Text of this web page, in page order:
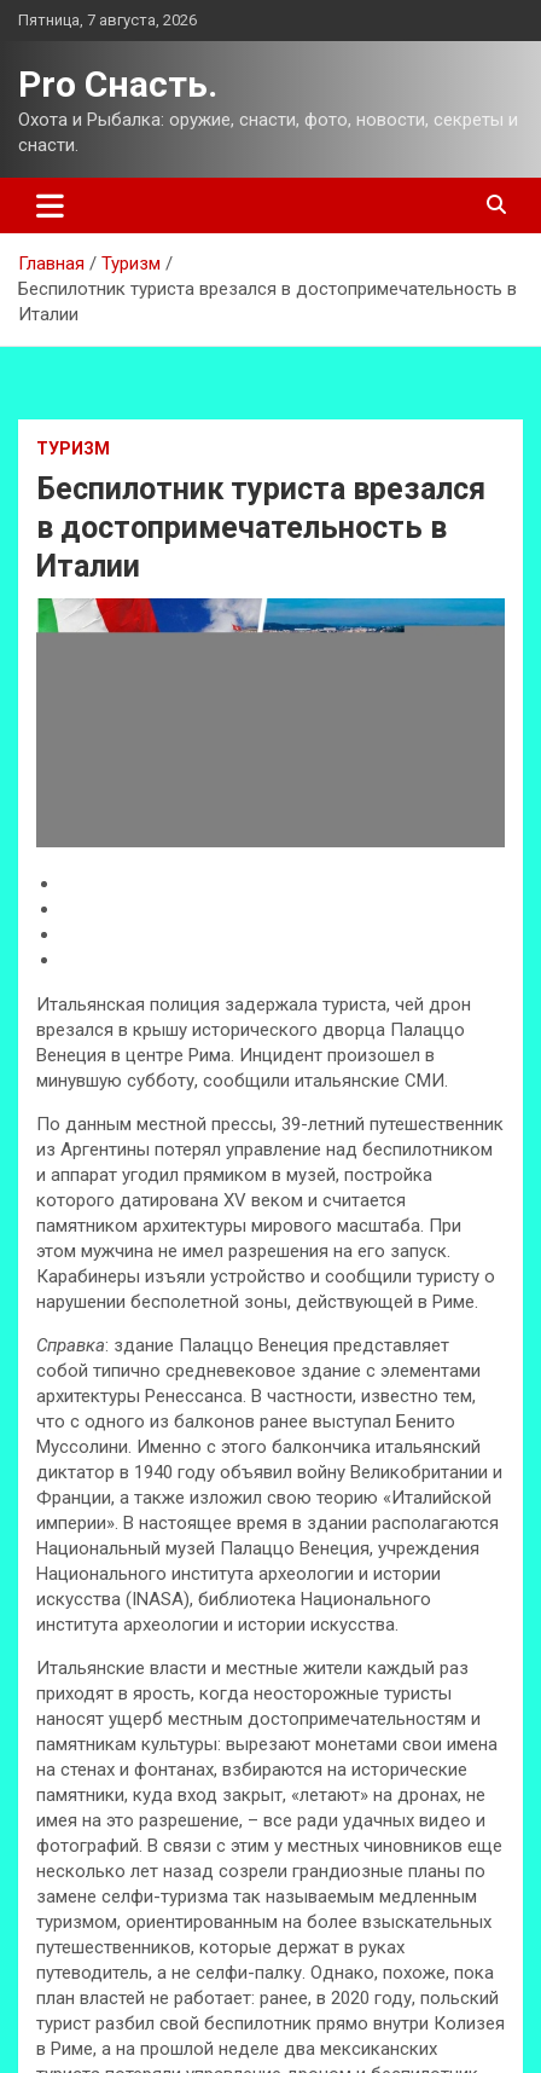
Перейти
Пятница, 7 августа, 2026
Pro Снасть.
Охота и Рыбалка: оружие, снасти, фото, новости, секреты и
снасти.
Главная
Туризм
Беспилотник туриста врезался в достопримечательность в
Италии
ТУРИЗМ
Беспилотник туриста врезался
в достопримечательность в
Италии
Итальянская полиция задержала туриста, чей дрон
врезался в крышу исторического дворца Палаццо
Венеция в центре Рима. Инцидент произошел в
минувшую субботу, сообщили итальянские СМИ.
По данным местной прессы, 39-летний путешественник
из Аргентины потерял управление над беспилотником
и аппарат угодил прямиком в музей, постройка
которого датирована XV веком и считается
памятником архитектуры мирового масштаба. При
этом мужчина не имел разрешения на его запуск.
Карабинеры изъяли устройство и сообщили туристу о
нарушении бесполетной зоны, действующей в Риме.
Справка: здание Палаццо Венеция представляет
собой типично средневековое здание с элементами
архитектуры Ренессанса. В частности, известно тем,
что с одного из балконов ранее выступал Бенито
Муссолини. Именно с этого балкончика итальянский
диктатор в 1940 году объявил войну Великобритании и
Франции, а также изложил свою теорию «Италийской
империи». В настоящее время в здании располагаются
Национальный музей Палаццо Венеция, учреждения
Национального института археологии и истории
искусства (INASA), библиотека Национального
института археологии и истории искусства.
Итальянские власти и местные жители каждый раз
приходят в ярость, когда неосторожные туристы
наносят ущерб местным достопримечательностям и
памятникам культуры: вырезают монетами свои имена
на стенах и фонтанах, взбираются на исторические
памятники, куда вход закрыт, «летают» на дронах, не
имея на это разрешение, – все ради удачных видео и
фотографий. В связи с этим у местных чиновников еще
несколько лет назад созрели грандиозные планы по
замене селфи-туризма так называемым медленным
туризмом, ориентированным на более взыскательных
путешественников, которые держат в руках
путеводитель, а не селфи-палку. Однако, похоже, пока
план властей не работает: ранее, в 2020 году, польский
турист разбил свой беспилотник прямо внутри Колизея
в Риме, а на прошлой неделе два мексиканских